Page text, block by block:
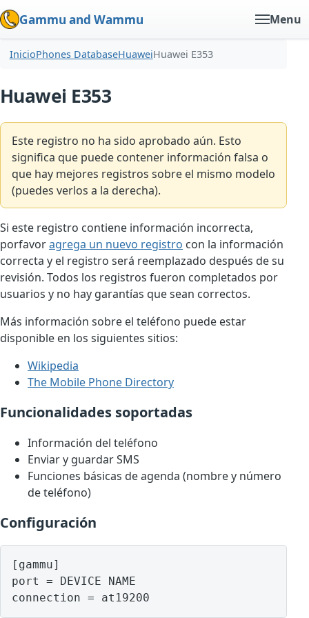
Gammu and Wammu Menu
InicioPhones DatabaseHuaweiHuawei E353
Huawei E353
Este registro no ha sido aprobado aún. Esto
significa que puede contener información falsa o
que hay mejores registros sobre el mismo modelo
(puedes verlos a la derecha).
Si este registro contiene información incorrecta,
porfavoragrega un nuevo registro con la información
correcta y el registro será reemplazado después de su
revisión. Todos los registros fueron completados por
usuarios y no hay garantías que sean correctos.
Más información sobre el teléfono puede estar
disponible en los siguientes sitios:
Wikipedia
The Mobile Phone Directory
Funcionalidades soportadas
Información del teléfono
Enviar y guardar SMS
Funciones básicas de agenda (nombre y número
de teléfono)
Configuración
[gammu]
port = DEVICE NAME